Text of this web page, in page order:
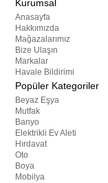
Kurumsal
Anasayfa
Hakkımızda
Mağazalarımız
Bize Ulaşın
Markalar
Havale Bildirimi
Popüler Kategoriler
Beyaz Eşya
Mutfak
Banyo
Elektrikli Ev Aleti
Hırdavat
Oto
Boya
Mobilya